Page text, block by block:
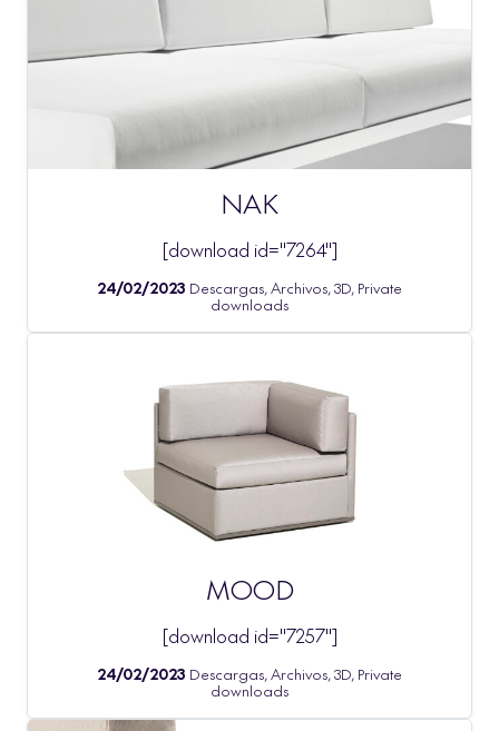
NAK
[download id="7264"]
24/02/2023 Descargas, Archivos, 3D, Private
downloads
MOOD
[download id="7257"]
24/02/2023 Descargas, Archivos, 3D, Private
downloads